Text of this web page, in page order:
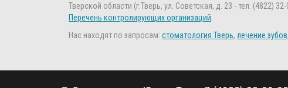
Тверской области (г.Тверь, ул. Советская, д. 23 - тел. (4822)
Перечень контролирующих организаций
Нас находят по запросам: стоматология Тверь, лечение зубов